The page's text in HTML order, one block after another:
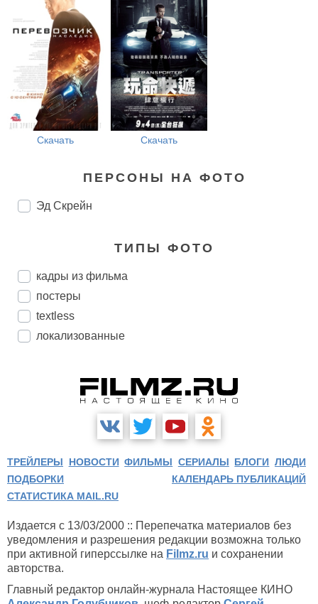
Скачать Скачать
ПЕРСОНЫ НА ФОТО
Эд Скрейн
ТИПЫ ФОТО
кадры из фильма
постеры
textless
локализованные
ТРЕЙЛЕРЫ НОВОСТИ ФИЛЬМЫ СЕРИАЛЫ БЛОГИ ЛЮДИ
ПОДБОРКИ
КАЛЕНДАРЬ ПУБЛИКАЦИЙ
СТАТИСТИКА MAIL.RU
Издается с 13/03/2000 :: Перепечатка материалов без
уведомления и разрешения редакции возможна только
при активной гиперссылке на Filmz.ru и сохранении
авторства.
Главный редактор онлайн-журнала Настоящее КИНО